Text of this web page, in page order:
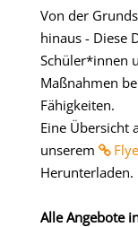
Von der
hinaus - Diese
Schüler*innen
Maßnahmen
Fähigkeiten.
Eine Übersicht
unserem
Herunterladen.
Alle Angebote